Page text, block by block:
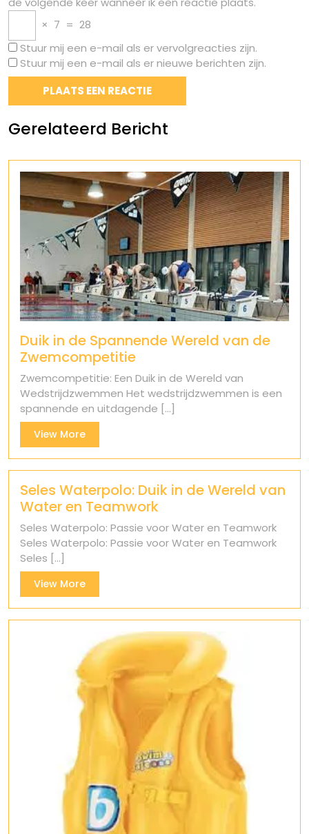
× 7 = 28
Stuur mij een e-mail als er vervolgreacties zijn.
Stuur mij een e-mail als er nieuwe berichten zijn.
Gerelateerd Bericht
Duik in de Spannende Wereld van de
Zwemcompetitie
Zwemcompetitie: Een Duik in de Wereld van
Wedstrijdzwemmen Het wedstrijdzwemmen is een
spannende en uitdagende [...]
View MoreView
More
Seles Waterpolo: Duik in de Wereld van
Water en Teamwork
Seles Waterpolo: Passie voor Water en Teamwork
Seles Waterpolo: Passie voor Water en Teamwork
Seles [...]
View MoreView
More